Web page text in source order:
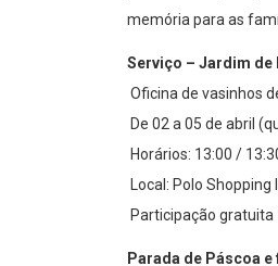
memória para as
Serviço – Jardim de
Oficina de vasinhos
De 02 a 05 de abril
Horários: 13:00 /
Local: Polo
Participação gratuita
Parada de Páscoa